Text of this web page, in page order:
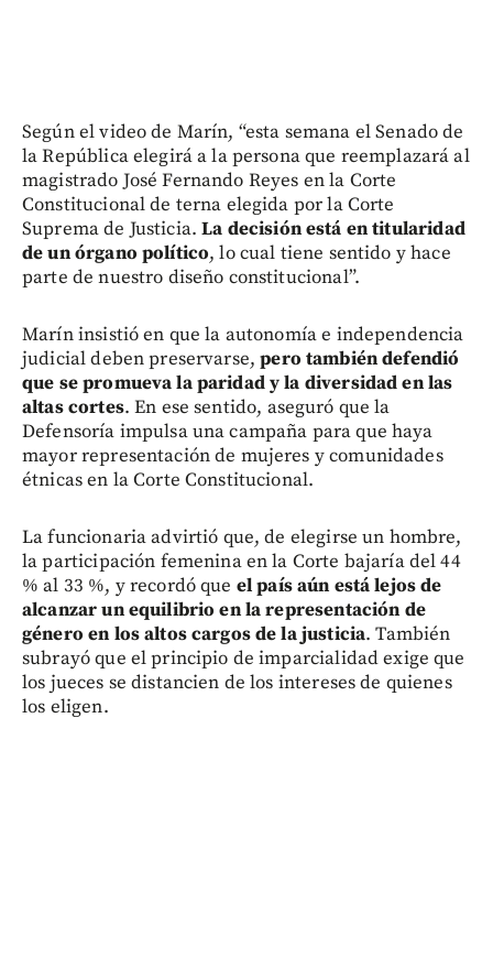
Según el video de Marín, “esta semana el Senado de
la República elegirá a la persona que reemplazará al
magistrado José Fernando Reyes en la Corte
Constitucional de terna elegida por la Corte
Suprema de Justicia.La decisión está en titularidad
de un órgano político, lo cual tiene sentido y hace
parte de nuestro diseño constitucional”.
Marín insistió en que la autonomía e independencia
judicial deben preservarse,pero también defendió
que se promueva la paridad y la diversidad en las
altas cortes. En ese sentido, aseguró que la
Defensoría impulsa una campaña para que haya
mayor representación de mujeres y comunidades
étnicas en la Corte Constitucional.
La funcionaria advirtió que, de elegirse un hombre,
la participación femenina en la Corte bajaría del 44
% al 33 %, y recordó que el país aún está lejos de
alcanzar un equilibrio en la representación de
género en los altos cargos de la justicia. También
subrayó que el principio de imparcialidad exige que
los jueces se distancien de los intereses de quienes
los eligen.